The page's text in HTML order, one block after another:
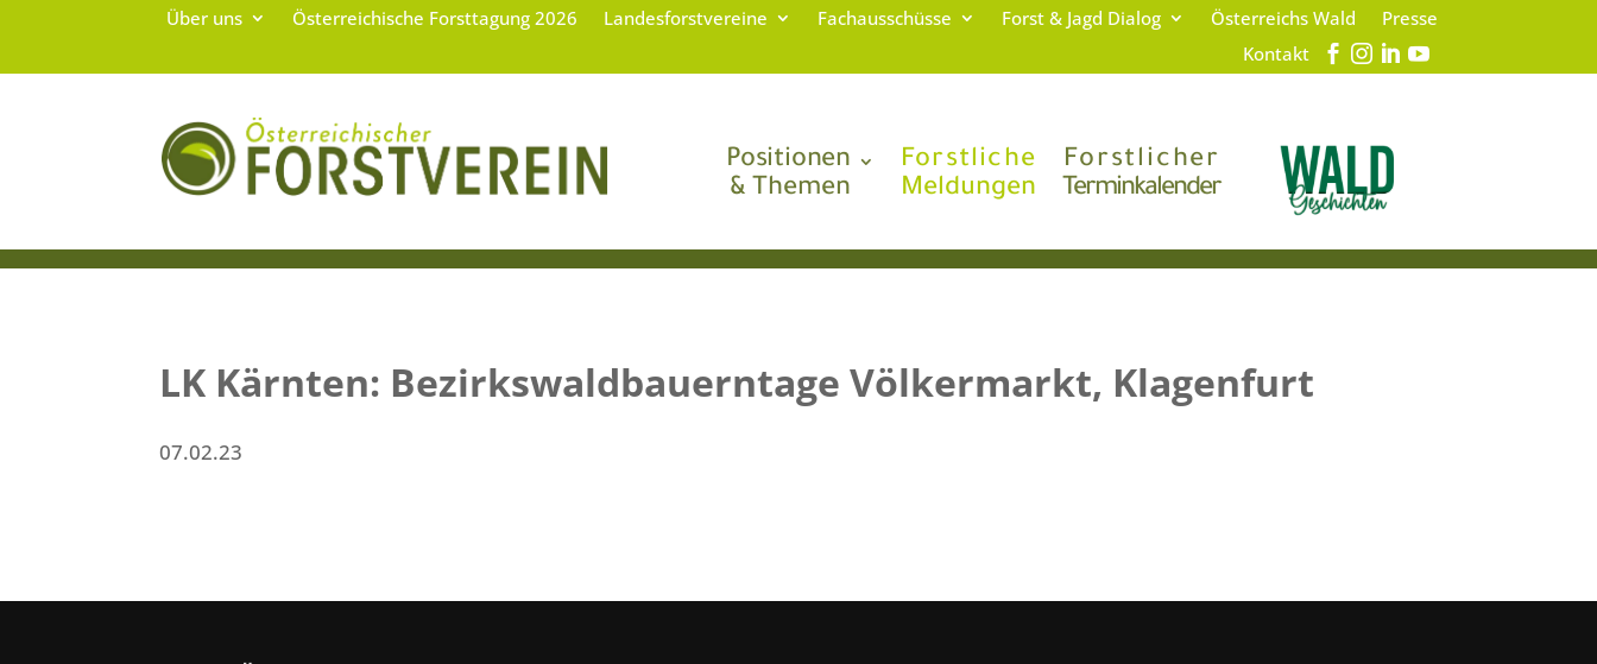
Über uns Österreichische Forsttagung 2026 Landesforstvereine Fachausschüsse Forst & Jagd Dialog Österreichs Wald
Presse
Kontakt
Positionen
& Themen
Forstliche
Meldungen
Forstlicher
Terminkalender
LK Kärnten: Bezirkswaldbauerntage Völkermarkt, Klagenfurt
07.02.23